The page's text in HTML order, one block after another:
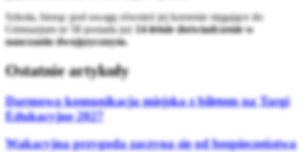
Szkoła, biorąc pod uwagę również jej korzenie sięgające do
Gimnazjum nr 58 posiada już 14-letnie doświadczenie w
nauczaniu dwujęzycznym.
Ostatnie artykuły
Darmowa komunikacja miejska z biletem na Targi
Edukacyjne 2027
Wakacyjna przygoda zaczyna się od bezpieczeństwa